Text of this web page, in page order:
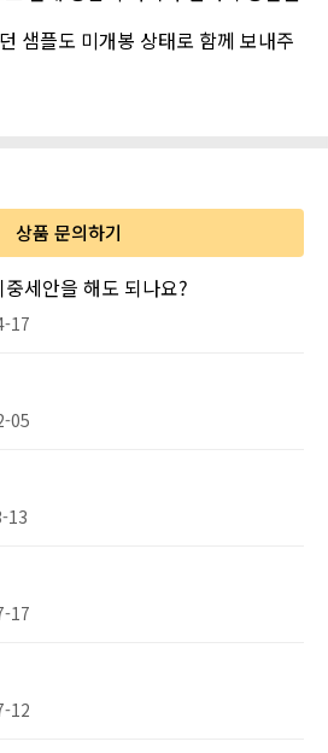
샘플도 미개봉 상태로 함께 보내주
상품 문의하기
세안을 해도 되나요?
17
05
13
17
12